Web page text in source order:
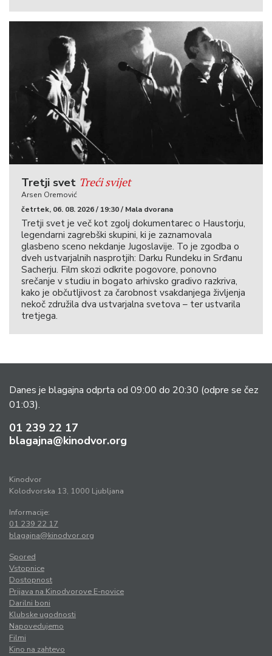
Tretji svet Treći svijet
Arsen Oremović
četrtek, 06. 08. 2026 / 19:30 / Mala dvorana
Tretji svet je več kot zgolj dokumentarec o Haustorju,
legendarni zagrebški skupini, ki je zaznamovala
glasbeno sceno nekdanje Jugoslavije. To je zgodba o
dveh ustvarjalnih nasprotjih: Darku Rundeku in Srđanu
Sacherju. Film skozi odkrite pogovore, ponovno
srečanje v studiu in bogato arhivsko gradivo razkriva,
kako je občutljivost za čarobnost vsakdanjega življenja
nekoč združila dva ustvarjalna svetova – ter ustvarila
tretjega.
Danes je blagajna odprta od 09:00 do 20:30 (odpre se čez
01:03).
01 239 22 17
blagajna@kinodvor.org
Kinodvor
Kolodvorska 13, 1000 Ljubljana
Informacije:
01 239 22 17
blagajna@kinodvor.org
Spored
Vstopnice
Dostopnost
Prijava na Kinodvorove E-novice
Darilni boni
Klubske ugodnosti
Napovedujemo
Filmi
Kino na zahtevo